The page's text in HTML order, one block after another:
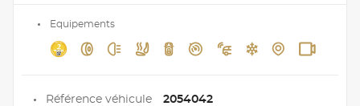
Equipements
Référence véhicule 2054042